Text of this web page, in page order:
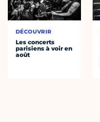
DÉCOUVRIR
Les concerts
parisiens à voir en
août